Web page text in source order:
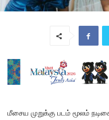
மீசைய முறுக்கு படம் மூலம்